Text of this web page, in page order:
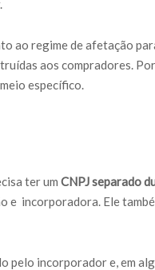
ao regime de afetação
aos compradores.
específico.
ter um CNPJ separado
e incorporadora. Ele
pelo incorporador e, em